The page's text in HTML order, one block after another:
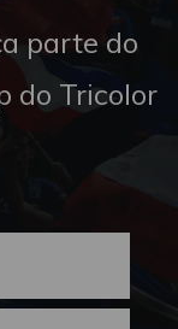
parte do
do Tricolor